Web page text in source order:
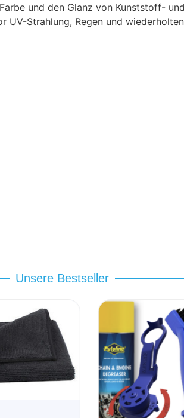
und den Glanz von Kunststoff-
Strahlung, Regen und
Unsere Bestseller